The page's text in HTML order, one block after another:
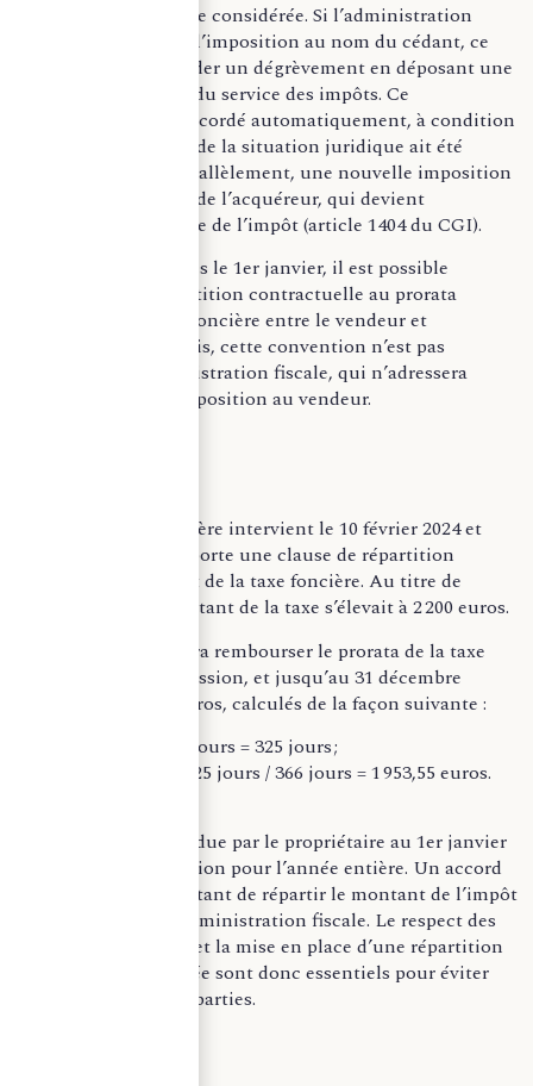
foncière pour l’année considérée. Si l’administration
fiscale établit à tort l’imposition au nom du cédant, ce
dernier peut demander un dégrèvement en déposant une
réclamation auprès du service des impôts. Ce
dégrèvement sera accordé automatiquement, à condition
que la modification de la situation juridique ait été
dûment publiée. Parallèlement, une nouvelle imposition
sera établie au nom de l’acquéreur, qui devient
légalement redevable de l’impôt (article 1404 du CGI).
En cas de vente après le 1er janvier, il est possible
d’intégrer une répartition contractuelle au prorata
temporis de la taxe foncière entre le vendeur et
l’acquéreur. Toutefois, cette convention n’est pas
opposable à l’administration fiscale, qui n’adressera
qu’un seul avis d’imposition au vendeur.
La cession immobilière intervient le 10 février 2024 et
l’acte de vente comporte une clause de répartition
relative au paiement de la taxe foncière. Au titre de
l’année 2023, le montant de la taxe s’élevait à 2 200 euros.
Le cessionnaire devra rembourser le prorata de la taxe
entre le jour de la cession, et jusqu’au 31 décembre
2024 soit 1 9 53,55 euros, calculés de la façon suivante :
366 jours – 41 jours = 325 jours ;
2 200 euros x 325 jours / 366 jours = 1 953,55 euros.
La taxe foncière est due par le propriétaire au 1er janvier
de l’année d’imposition pour l’année entière. Un accord
d’ordre privé permettant de répartir le montant de l’impôt
ne concerne pas l’administration fiscale. Le respect des
obligations fiscales et la mise en place d’une répartition
contractuelle adaptée sont donc essentiels pour éviter
tout litige entre les parties.